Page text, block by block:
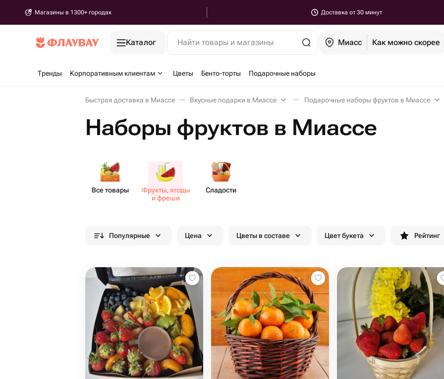
Магазины в 1300+ городах Доставка от 30 минут
Каталог Найти товары и магазины Миасс Как можно скорее
Тренды Корпоративным клиентам Цветы Бенто-торты Подарочные наборы
Быстрая доставка в Миассе Вкусные подарки в Миассе Подарочные наборы фруктов в Миассе
Наборы фруктов в Миассе
Все товары
Фрукты, ягоды
и фреши
Сладости
Популярные Цена Цветы в составе Цвет букета Рейтинг